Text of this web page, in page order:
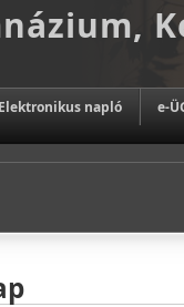
Elektronikus napló
e-